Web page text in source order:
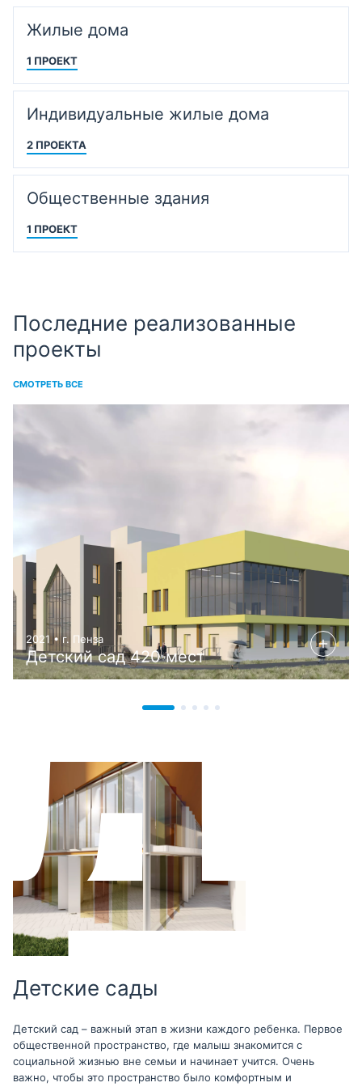
Жилые дома
1 ПРОЕКТ
Индивидуальные жилые дома
2 ПРОЕКТА
Общественные здания
1 ПРОЕКТ
Последние реализованные
проекты
СМОТРЕТЬ ВСЕ
2021 • г. Пенза
Детский сад 420 мест
Детские сады
Детский сад – важный этап в жизни каждого ребенка. Первое
общественной пространство, где малыш знакомится с
социальной жизнью вне семьи и начинает учится. Очень
важно, чтобы это пространство было комфортным и